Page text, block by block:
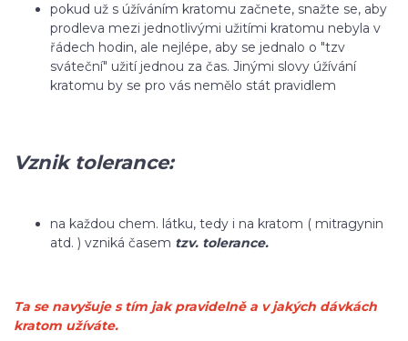
pokud už s úžíváním kratomu začnete, snažte se, aby
prodleva mezi jednotlivými užitími kratomu nebyla v
řádech hodin, ale nejlépe, aby se jednalo o "tzv
sváteční" užití jednou za čas. Jinými slovy úžívání
kratomu by se pro vás nemělo stát pravidlem
Vznik tolerance:
na každou chem. látku, tedy i na kratom ( mitragynin
atd. ) vzniká časem tzv. tolerance.
Ta se navyšuje s tím jak pravidelně a v jakých dávkách
kratom užíváte.